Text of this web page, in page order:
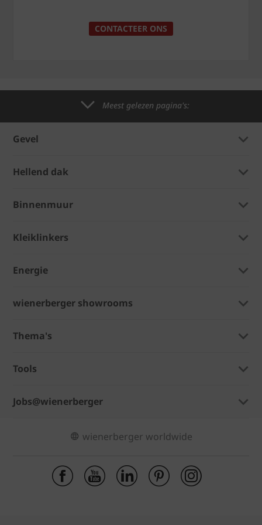
CONTACTEER ONS
Meest gelezen pagina's:
Gevel
Hellend dak
Binnenmuur
Kleiklinkers
Energie
wienerberger showrooms
Thema's
Tools
Jobs@wienerberger
wienerberger worldwide